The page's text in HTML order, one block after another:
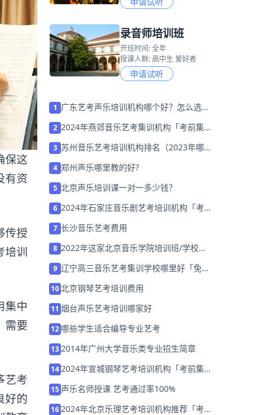
保这
有资
传授
培训
集中
需要
艺考
好的
录音师培训班
开班时间: 全年
授课人群: 高中生 爱好者
申请试听
1 广东艺考声乐培训机构哪个好？怎么选
2 2024年燕郊音乐艺考集训机构「考前集训
3 苏州音乐艺考培训机构排名（2023年哪家
4 郑州声乐哪里教的好?
5 北京声乐培训课一对一多少钱？
6 2024年石家庄音乐剧艺考培训机构「考前
7 长沙音乐艺考费用
8 2022年这家北京音乐学院培训班/学校
9 辽宁高三音乐艺考集训学校哪里好「免费
10北京钢琴艺考培训费用
11 烟台声乐艺考培训哪家好
12 哪些学生适合编导专业艺考
132014年广州大学音乐类专业招生简章
142024年宣城钢琴艺考培训机构「考前集训
15 声乐名师授课 艺考通过率100%
162024年北京乐理艺考培训机构推荐「考前